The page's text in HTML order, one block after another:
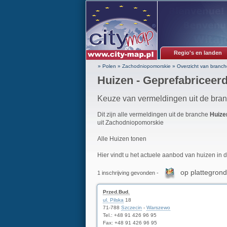
Regio's en landen
» Polen » Zachodniopomorskie » Overzicht van
Huizen -
Keuze van vermeldingen uit de
Dit zijn alle vermeldingen uit de branche
uit Zachodniopomorskie
Alle Huizen tonen
Hier vindt u het actuele aanbod van huizen in
1 inschrijving gevonden - op
Przed.Bud.
ul. Pilska 18
71-788 Szczecin - Warszewo
Tel.: +48 91 426 96 95
Fax: +48 91 426 96 95